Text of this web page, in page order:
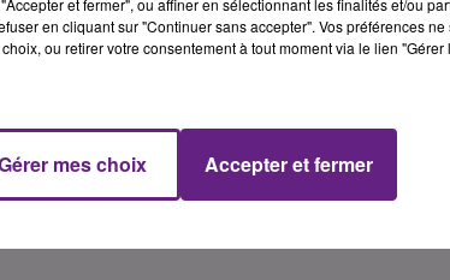
pr�vue.
et fermer", ou affiner en sélectionnant les finalités et/ou
en cliquant sur "Continuer sans accepter". Vos préférences
ou retirer votre consentement à tout moment via le lien
mes choix Accepter et fermer